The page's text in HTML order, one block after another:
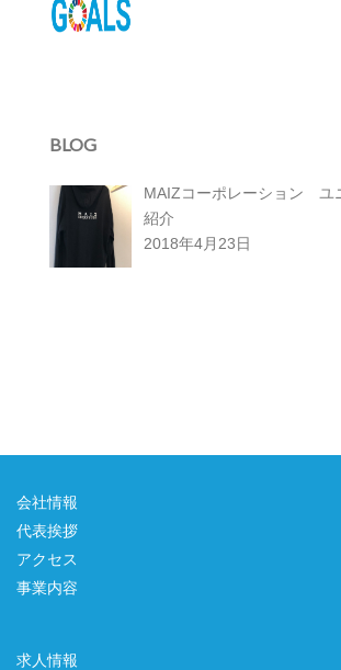
BLOG
MAIZコーポレーション ユ
紹介
2018年4月23日
会社情報
代表挨拶
アクセス
事業内容
求人情報